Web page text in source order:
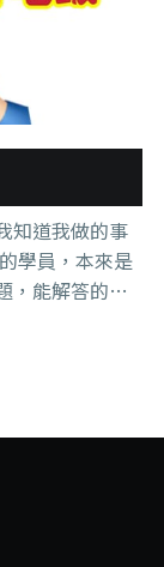
知道我做的事
學員，本來是
能解答的部
實基
有沒有、要不
，可以的話，